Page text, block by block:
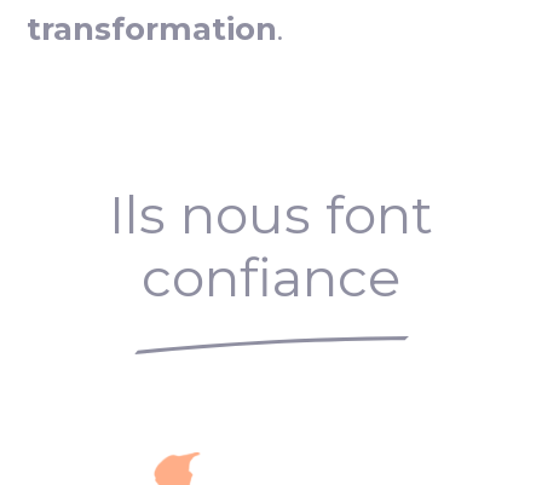
transformation.
Ils nous font
confiance